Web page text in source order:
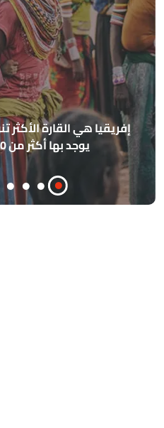
إفريقيا هي القارة الأكثر
يوجد بها أكثر من 2,000 لغة محلية.